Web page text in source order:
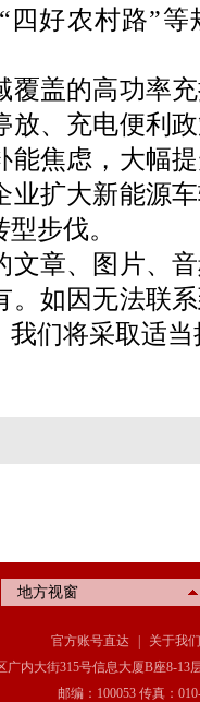
好农村路”
盖的高功率充
放、充电便利
能焦虑，大幅
业扩大新能源
步伐。
章、图片、音
。如因无法联
们将采取适
地方视窗
官方账号直达
关于我们
内大街315号信息大厦B座8-13
邮编：100053 传真：